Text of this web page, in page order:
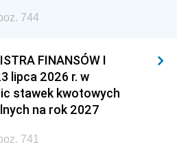
744
FINANSÓW I
lipca 2026 r. w
stawek kwotowych
na rok 2027
741